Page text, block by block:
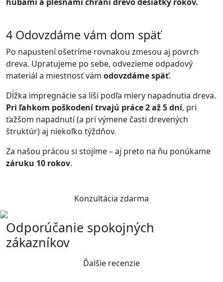
4 Odovzdáme vám dom späť
Po napustení ošetríme rovnakou zmesou aj povrch
dreva. Upratujeme po sebe, odvezieme odpadový
materiál a miestnosť vám odovzdáme späť.
Dĺžka impregnácie sa líši podľa miery napadnutia dreva.
Pri ľahkom poškodení trvajú práce 2 až 5 dní, pri
ťažšom napadnutí (a pri výmene časti drevených
štruktúr) aj niekoľko týždňov.
Za našou prácou si stojíme – aj preto na ňu ponúkame
záruku 10 rokov.
Konzultácia zdarma
Odporúčanie spokojných
zákazníkov
Ďalšie recenzie